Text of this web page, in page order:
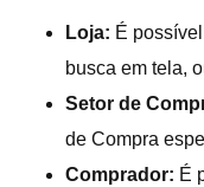
Loja: É
busca em tela,
Setor de
de Compra
Comprador: É